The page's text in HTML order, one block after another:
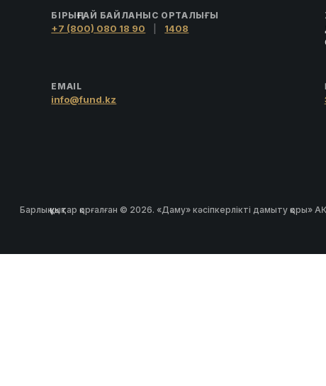
БІРЫҢҒАЙ БАЙЛАНЫС ОРТАЛЫҒЫ
+7 (800) 080 18 90 1408
EMAIL
info@fund.kz
Барлық құқықтар қорғалған © 2026. «Даму» кәсіпкерлікті дамыту қоры»